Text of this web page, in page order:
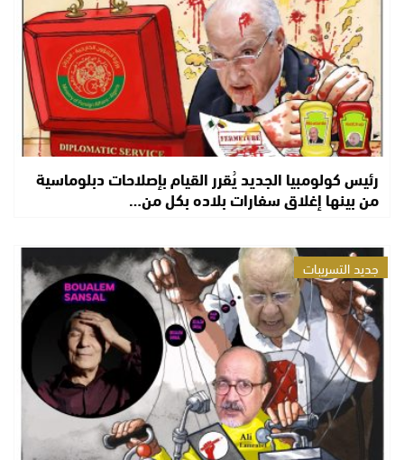
رئيس كولومبيا الجديد يُقرر القيام بإصلاحات دبلوماسية
من بينها إغلاق سفارات بلاده بكل من…
جديد التسريبات